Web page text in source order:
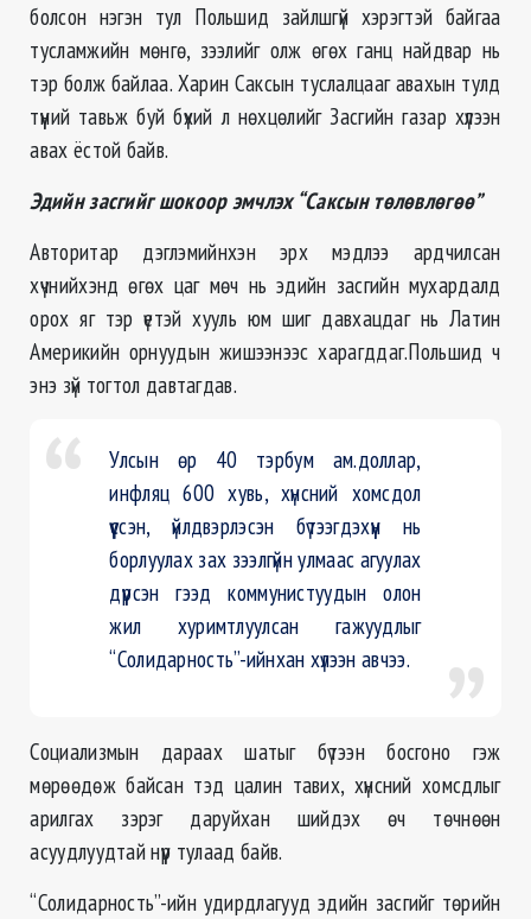
болсон нэгэн тул Польшид зайлшгүй хэрэгтэй байгаа
тусламжийн мөнгө, зээлийг олж өгөх ганц найдвар нь
тэр болж байлаа. Харин Саксын туслалцааг авахын тулд
түүний тавьж буй бүхий л нөхцөлийг Засгийн газар хүлээн
авах ёстой байв.
Эдийн засгийг шокоор эмчлэх “Саксын төлөвлөгөө”
Авторитар дэглэмийнхэн эрх мэдлээ ардчилсан
хүчнийхэнд өгөх цаг мөч нь эдийн засгийн мухардалд
орох яг тэр үетэй хууль юм шиг давхацдаг нь Латин
Америкийн орнуудын жишээнээс харагддаг.Польшид ч
энэ зүй тогтол давтагдав.
Улсын өр 40 тэрбум ам.доллар,
инфляц 600 хувь, хүнсний хомсдол
үүссэн, үйлдвэрлэсэн бүтээгдэхүүн нь
борлуулах зах зээлгүйн улмаас агуулах
дүүрсэн гээд коммунистуудын олон
жил хуримтлуулсан гажуудлыг
“Солидарность”-ийнхан хүлээн авчээ.
Социализмын дараах шатыг бүтээн босгоно гэж
мөрөөдөж байсан тэд цалин тавих, хүнсний хомсдлыг
арилгах зэрэг даруйхан шийдэх өч төчнөөн
асуудлуудтай нүүр тулаад байв.
“Солидарность”-ийн удирдлагууд эдийн засгийг төрийн